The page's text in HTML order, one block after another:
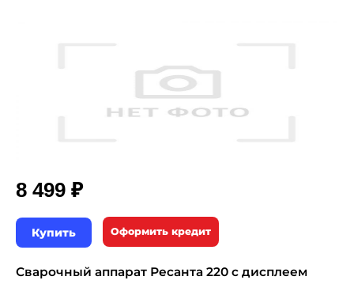
8 499 ₽
Купить Оформить кредит
Сварочный аппарат Ресанта 220 с дисплеем